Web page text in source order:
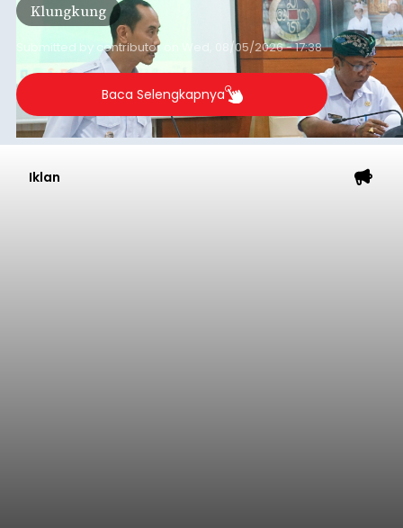
Klungkung
Submitted by contributor Wed, 08/05/2026 - 17:38
Baca Selengkapnya
Iklan